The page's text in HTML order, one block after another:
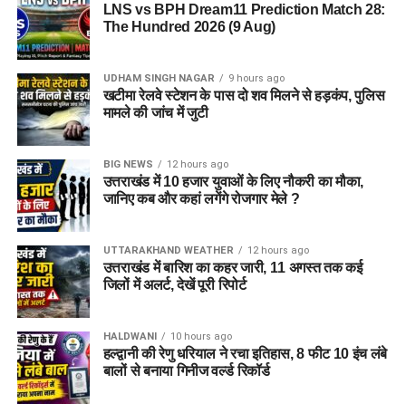
LNS vs BPH Dream11 Prediction Match 28:
The Hundred 2026 (9 Aug)
UDHAM SINGH NAGAR 9 hours ago
खटीमा रेलवे स्टेशन के पास दो शव मिलने से हड़कंप, पुलिस
मामले की जांच में जुटी
BIG NEWS 12 hours ago
उत्तराखंड में 10 हजार युवाओं के लिए नौकरी का मौका,
जानिए कब और कहां लगेंगे रोजगार मेले ?
UTTARAKHAND WEATHER 12 hours ago
उत्तराखंड में बारिश का कहर जारी, 11 अगस्त तक कई
जिलों में अलर्ट, देखें पूरी रिपोर्ट
HALDWANI 10 hours ago
हल्द्वानी की रेणु धरियाल ने रचा इतिहास, 8 फीट 10 इंच लंबे
बालों से बनाया गिनीज वर्ल्ड रिकॉर्ड